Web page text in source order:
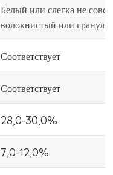
Белый или слегка не
волокнистый или
Соответствует
Соответствует
28,0-30,0%
7,0-12,0%